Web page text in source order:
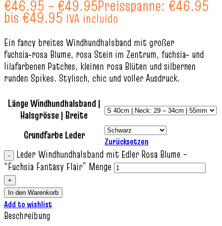
€46.95 – €49.95Preisspanne: €46.95
bis €49.95 IVA incluido
Ein fancy breites Windhundhalsband mit großer
fuchsia‑rosa Blume, rosa Stein im Zentrum, fuchsia‑ und
lilafarbenen Patches, kleinen rosa Blüten und silbernen
runden Spikes. Stylisch, chic und voller Ausdruck.
Länge Windhundhalsband |
Halsgrösse | Breite
Grundfarbe Leder
Zurücksetzen
Leder Windhundhalsband mit Edler Rosa Blume –
“Fuchsia Fantasy Flair” Menge
In den Warenkorb
Add to wishlist
Beschreibung